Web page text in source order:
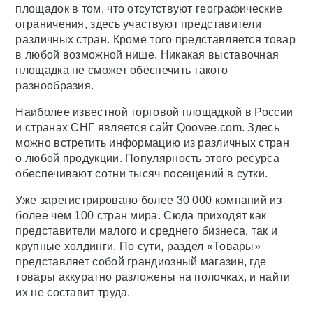
площадок в том, что отсутствуют географические
ограничения, здесь участвуют представители
различных стран. Кроме того представляется товар
в любой возможной нише. Никакая выставочная
площадка не сможет обеспечить такого
разнообразия.
Наиболее известной торговой площадкой в России
и странах СНГ является сайт Qoovee.com. Здесь
можно встретить информацию из различных стран
о любой продукции. Популярность этого ресурса
обеспечивают сотни тысяч посещений в сутки.
Уже зарегистрировано более 30 000 компаний из
более чем 100 стран мира. Сюда приходят как
представители малого и среднего бизнеса, так и
крупные холдинги. По сути, раздел «Товары»
представляет собой грандиозный магазин, где
товары аккуратно разложены на полочках, и найти
их не составит труда.